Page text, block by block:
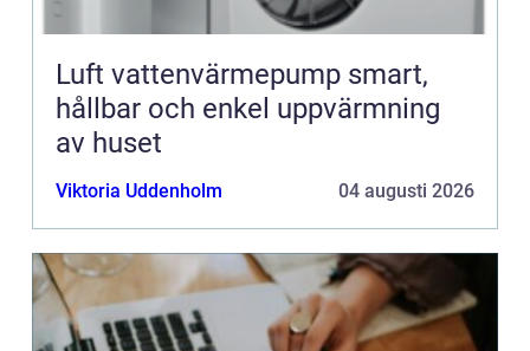
Luft vattenvärmepump smart,
hållbar och enkel uppvärmning
av huset
Viktoria Uddenholm 04 augusti 2026